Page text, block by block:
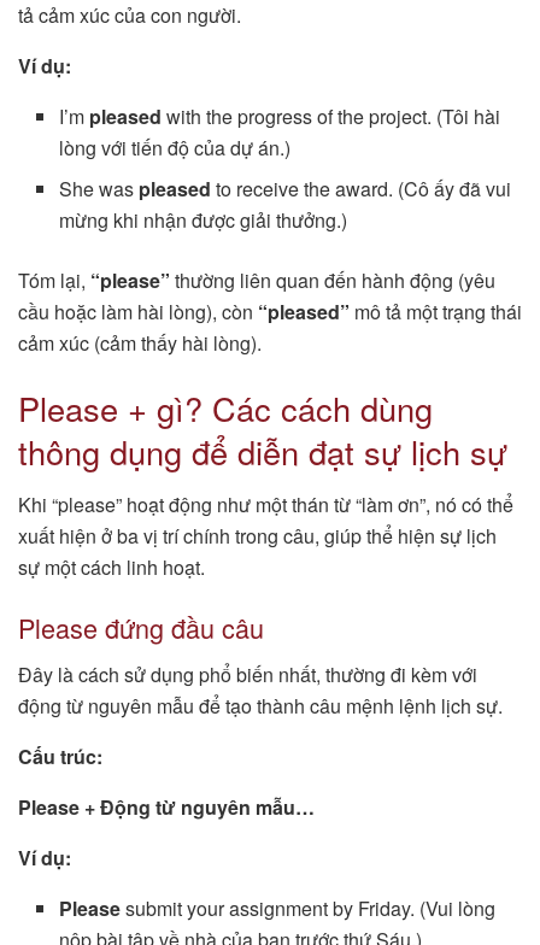
tả cảm xúc của con người.
Ví dụ:
I’m pleased with the progress of the project. (Tôi hài
lòng với tiến độ của dự án.)
She was pleased to receive the award. (Cô ấy đã vui
mừng khi nhận được giải thưởng.)
Tóm lại, “please” thường liên quan đến hành động (yêu
cầu hoặc làm hài lòng), còn “pleased” mô tả một trạng thái
cảm xúc (cảm thấy hài lòng).
Please + gì? Các cách dùng
thông dụng để diễn đạt sự lịch sự
Khi “please” hoạt động như một thán từ “làm ơn”, nó có thể
xuất hiện ở ba vị trí chính trong câu, giúp thể hiện sự lịch
sự một cách linh hoạt.
Please đứng đầu câu
Đây là cách sử dụng phổ biến nhất, thường đi kèm với
động từ nguyên mẫu để tạo thành câu mệnh lệnh lịch sự.
Cấu trúc:
Please + Động từ nguyên mẫu…
Ví dụ:
Pleasesubmit your assignment by Friday. (Vui lòng
nộp bài tập về nhà của bạn trước thứ Sáu.)